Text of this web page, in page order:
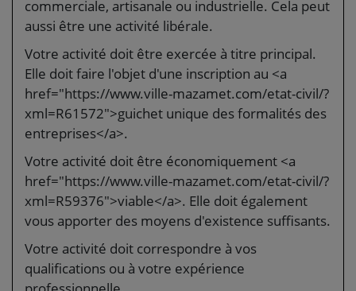
commerciale, artisanale ou industrielle. Cela peut
aussi être une activité libérale.
Votre activité doit être exercée à titre principal.
Elle doit faire l'objet d'une inscription au <a
href="https://www.ville-mazamet.com/etat-civil/?
xml=R61572">guichet unique des formalités des
entreprises</a>.
Votre activité doit être économiquement <a
href="https://www.ville-mazamet.com/etat-civil/?
xml=R59376">viable</a>. Elle doit également
vous apporter des moyens d'existence suffisants.
Votre activité doit correspondre à vos
qualifications ou à votre expérience